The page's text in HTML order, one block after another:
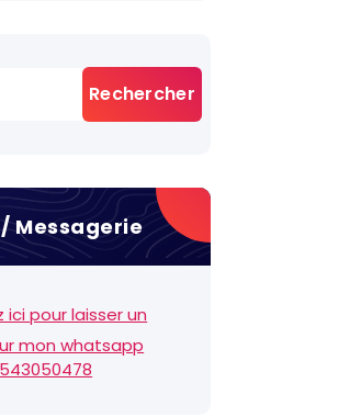
Messagerie
ici pour laisser un
mon whatsapp